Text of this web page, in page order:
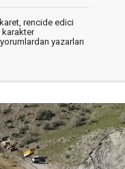
rencide edici
karakter
yazarları